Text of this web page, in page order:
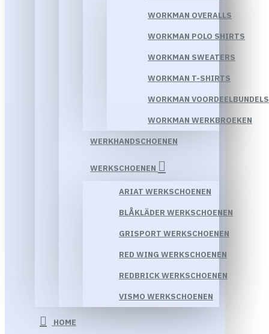
WORKMAN OVERALLS
WORKMAN POLO SHIRTS
WORKMAN SWEATERS
WORKMAN T-SHIRTS
WORKMAN VOORDEELBUNDELS
WORKMAN WERKBROEKEN
WERKHANDSCHOENEN
WERKSCHOENEN
ARIAT WERKSCHOENEN
BLÅKLÄDER WERKSCHOENEN
GRISPORT WERKSCHOENEN
RED WING WERKSCHOENEN
REDBRICK WERKSCHOENEN
VISMO WERKSCHOENEN
HOME